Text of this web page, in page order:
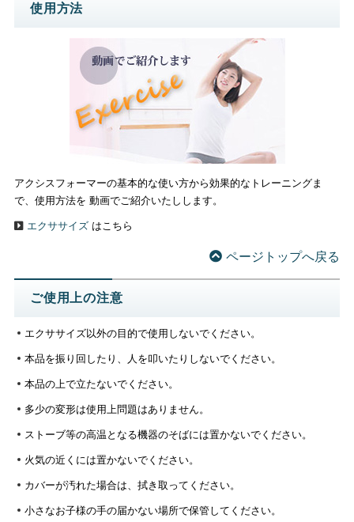
使用方法
アクシスフォーマーの基本的な使い方から効果的なトレーニングま
で、使用方法を 動画でご紹介いたしします。
エクササイズはこちら
ページトップへ戻る
ご使用上の注意
エクササイズ以外の目的で使用しないでください。
本品を振り回したり、人を叩いたりしないでください。
本品の上で立たないでください。
多少の変形は使用上問題はありません。
ストーブ等の高温となる機器のそばには置かないでください。
火気の近くには置かないでください。
カバーが汚れた場合は、拭き取ってください。
小さなお子様の手の届かない場所で保管してください。